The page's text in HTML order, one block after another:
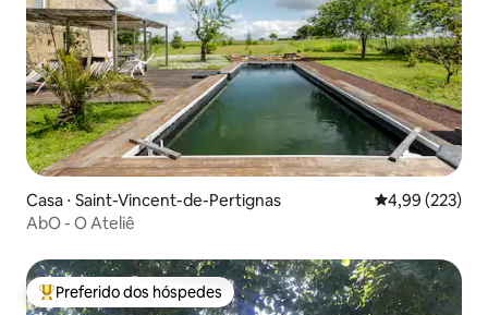
Casa ⋅ Saint-Vincent-de-Pertignas 4,99 de uma
4,99 (223)
AbO - O Ateliê
Entre os melhores preferidos dos hóspedes
Preferido dos hóspedes